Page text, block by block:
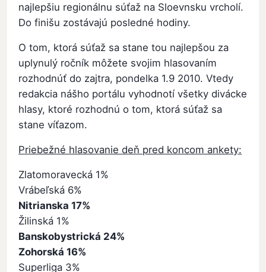
najlepšiu regionálnu súťaž na Sloevnsku vrcholí.
Do finišu zostávajú posledné hodiny.
O tom, ktorá súťaž sa stane tou najlepšou za
uplynulý ročník môžete svojim hlasovaním
rozhodnúť do zajtra, pondelka 1.9 2010. Vtedy
redakcia nášho portálu vyhodnotí všetky divácke
hlasy, ktoré rozhodnú o tom, ktorá súťaž sa
stane víťazom.
Priebežné hlasovanie deň pred koncom ankety:
Zlatomoravecká 1%
Vrábeľská 6%
Nitrianska 17%
Žilinská 1%
Banskobystrická 24%
Zohorská 16%
Superliga 3%